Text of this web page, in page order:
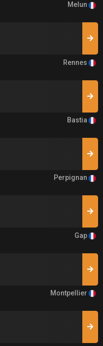
Melun
Rennes
Bastia
Perpignan
Gap
Montpellier